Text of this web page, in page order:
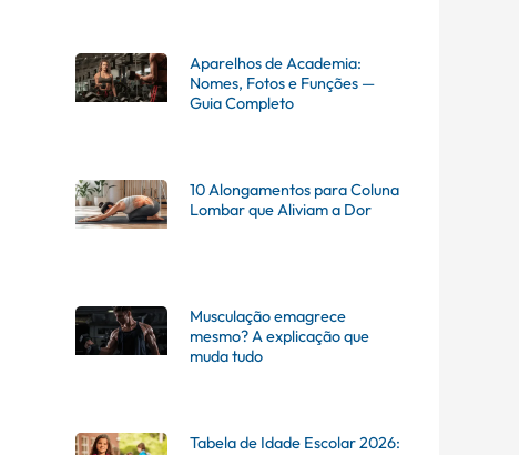
Aparelhos de Academia:
Nomes, Fotos e Funções —
Guia Completo
10 Alongamentos para Coluna
Lombar que Aliviam a Dor
Musculação emagrece
mesmo? A explicação que
muda tudo
Tabela de Idade Escolar 2026: